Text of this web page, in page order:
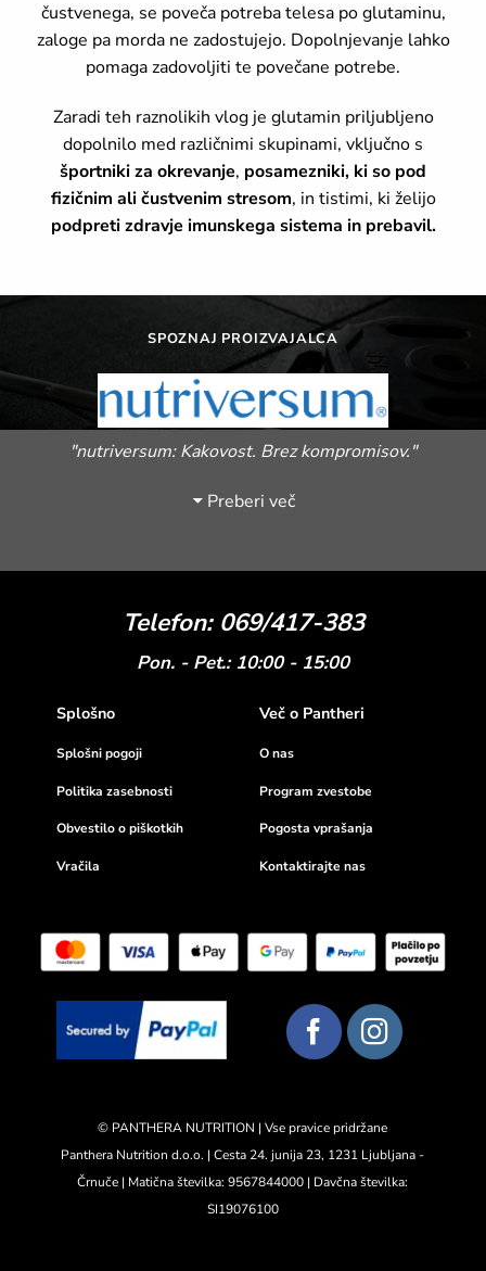
čustvenega, se poveča potreba telesa po glutaminu,
zaloge pa morda ne zadostujejo. Dopolnjevanje lahko
pomaga zadovoljiti te povečane potrebe.
Zaradi teh raznolikih vlog je glutamin priljubljeno
dopolnilo med različnimi skupinami, vključno s
športnikiza okrevanje, posamezniki, ki so pod
fizičnim ali čustvenim stresom, in tistimi, ki želijo
podpreti zdravje imunskega sistema in prebavil.
SPOZNAJ PROIZVAJALCA
"nutriversum: Kakovost. Brez kompromisov."
Preberi več
Telefon: 069/417-383
Pon. - Pet.: 10:00 - 15:00
Splošno
Splošni pogoji
Politika zasebnosti
Obvestilo o piškotkih
Vračila
Več o Pantheri
O nas
Program zvestobe
Pogosta vprašanja
Kontaktirajte nas
© PANTHERA NUTRITION | Vse pravice pridržane
Panthera Nutrition d.o.o. | Cesta 24. junija 23, 1231 Ljubljana -
Črnuče | Matična številka: 9567844000 | Davčna številka:
SI19076100